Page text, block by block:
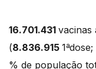
16.701.431 vacinas
(8.836.915 1ªdose;
% de população